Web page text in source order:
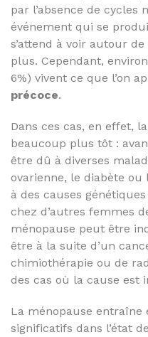
par l’absence de cycles
événement qui se
s’attend à voir autour
plus. Cependant,
6%) vivent ce que l’on
précoce.
Dans ces cas, en effet,
beaucoup plus tôt :
être dû à diverses
ovarienne, le diabète
à des causes
chez d’autres femmes
ménopause peut être
être à la suite d’un
chimiothérapie ou de
des cas où la cause est
La ménopause entraîne
significatifs dans l’état